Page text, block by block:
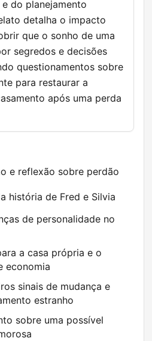
do planejamento
detalha o impacto
que o sonho de uma
segredos e decisões
questionamentos sobre
para restaurar a
após uma perda
e reflexão sobre perdão
história de Fred e Silvia
de personalidade no
a casa própria e o
economia
sinais de mudança e
estranho
sobre uma possível